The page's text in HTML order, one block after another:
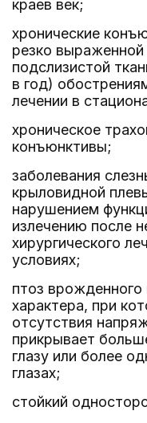
краев век;
хронические
резко
подслизистой
в год)
лечении в
хроническое
конъюнктивы;
заболевания
крыловидной
нарушением
излечению после
хирургического
условиях;
птоз врожденного
характера, при
отсутствия
прикрывает
глазу или более
глазах;
стойкий